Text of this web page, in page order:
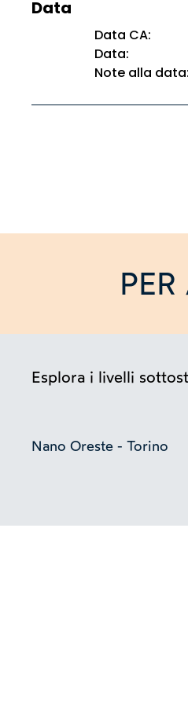
Data
Data CA:
Data:
Note alla data:
Esplora i livelli
Nano Oreste - Torino